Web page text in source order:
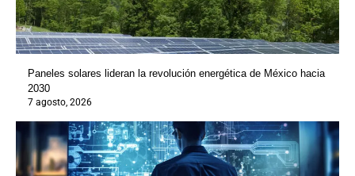
Paneles solares lideran la revolución energética de México hacia
2030
7 agosto, 2026